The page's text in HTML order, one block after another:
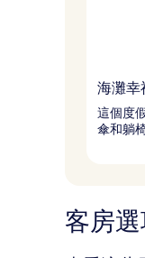
海灘幸
這個度
傘和躺
客房